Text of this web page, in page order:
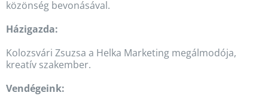
közönség bevonásával.
Házigazda:
Kolozsvári Zsuzsa a Helka Marketing megálmodója,
kreatív szakember.
Vendégeink: